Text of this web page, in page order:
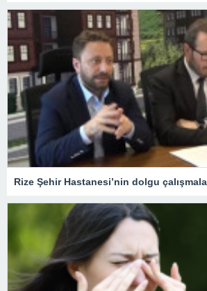
Rize Şehir Hastanesi’nin dolgu